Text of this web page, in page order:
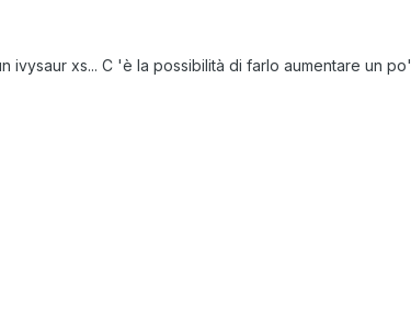
ivysaur xs... C 'è la possibilità di farlo aumentare un